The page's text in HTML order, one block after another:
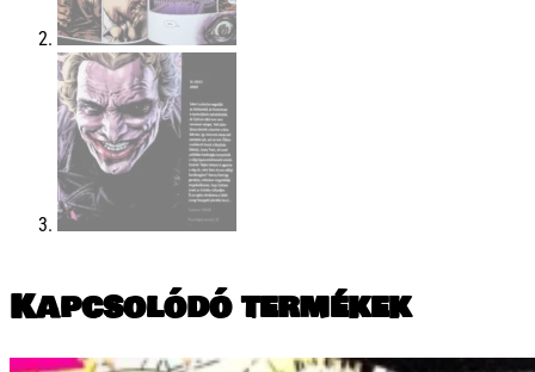
Kapcsolódó termékek